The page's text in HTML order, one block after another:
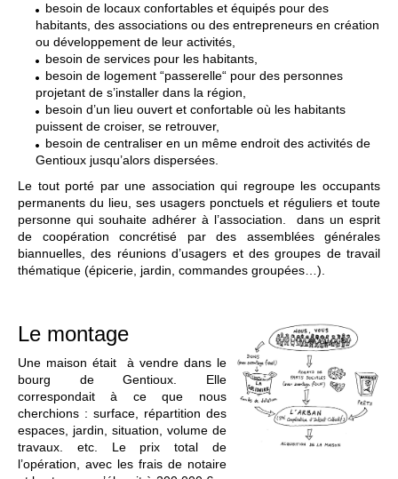
besoin de locaux confortables et équipés pour des
habitants, des associations ou des entrepreneurs en création
ou développement de leur activités,
besoin de services pour les habitants,
besoin de logement “passerelle“ pour des personnes
projetant de s’installer dans la région,
besoin d’un lieu ouvert et confortable où les habitants
puissent de croiser, se retrouver,
besoin de centraliser en un même endroit des activités de
Gentioux jusqu’alors dispersées.
Le tout porté par une association qui regroupe les occupants
permanents du lieu, ses usagers ponctuels et réguliers et toute
personne qui souhaite adhérer à l’association. dans un esprit
de coopération concrétisé par des assemblées générales
biannuelles, des réunions d’usagers et des groupes de travail
thématique (épicerie, jardin, commandes groupées…).
Le montage
Une maison était à vendre dans le
bourg de Gentioux. Elle
correspondait à ce que nous
cherchions : surface, répartition des
espaces, jardin, situation, volume de
travaux. etc. Le prix total de
l’opération, avec les frais de notaire